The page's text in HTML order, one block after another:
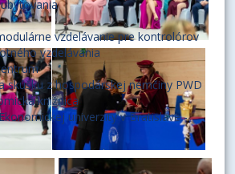
vzdelávanie pre kontrolórov
vzdelávania
skúšku z hospodárskej nemčiny PWD
knižnica
univerzity v Bratislave -